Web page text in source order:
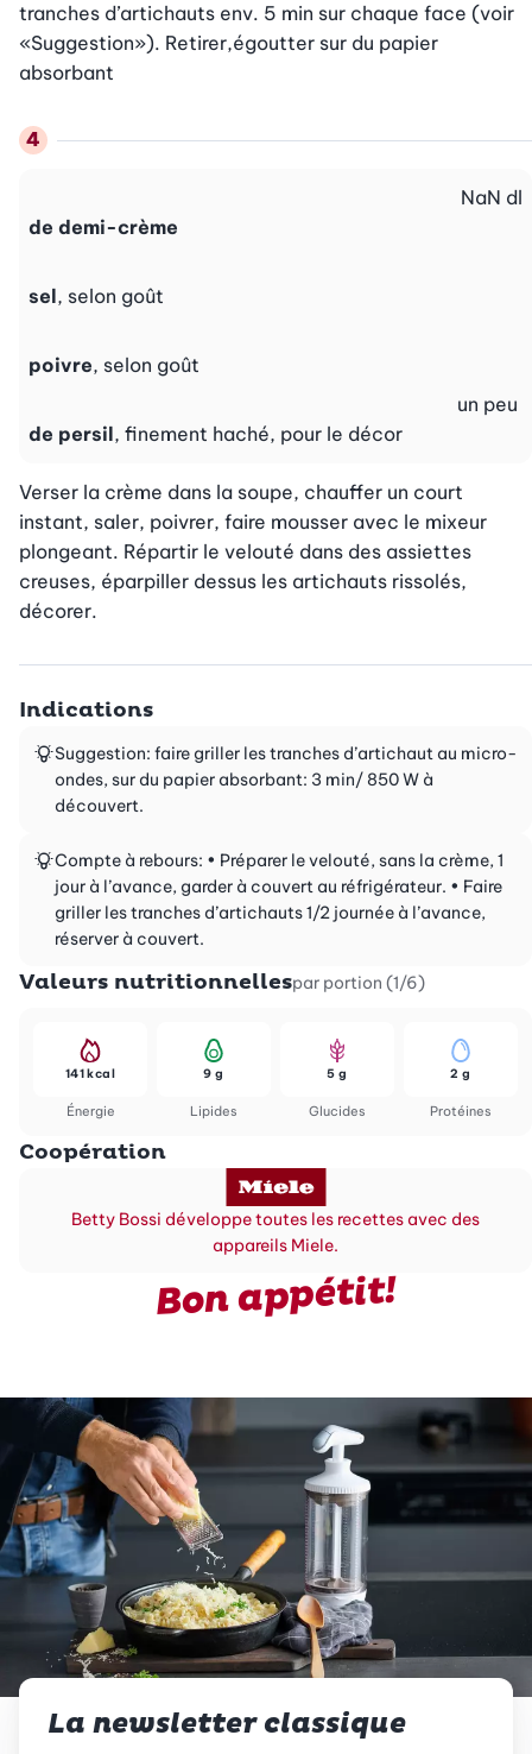
tranches d’artichauts env. 5 min sur chaque face (voir
«Suggestion»). Retirer,égoutter sur du papier
absorbant
de demi-crème
NaN dl
sel, selon goût
poivre, selon goût
de persil, finement haché, pour le décor
un peu
Verser la crème dans la soupe, chauffer un court
instant, saler, poivrer, faire mousser avec le mixeur
plongeant. Répartir le velouté dans des assiettes
creuses, éparpiller dessus les artichauts rissolés,
décorer.
Indications
Suggestion: faire griller les tranches d’artichaut au micro-
ondes, sur du papier absorbant: 3 min/ 850 W à
découvert.
Compte à rebours: • Préparer le velouté, sans la crème, 1
jour à l’avance, garder à couvert au réfrigérateur. • Faire
griller les tranches d’artichauts 1/2 journée à l’avance,
réserver à couvert.
Valeurs nutritionnellespar portion (1/6)
Énergie
141 kcal
Lipides
9 g
Glucides
5 g
Protéines
2 g
Coopération
Betty Bossi développe toutes les recettes avec des
appareils Miele.
Bon appétit!
La newsletter classique